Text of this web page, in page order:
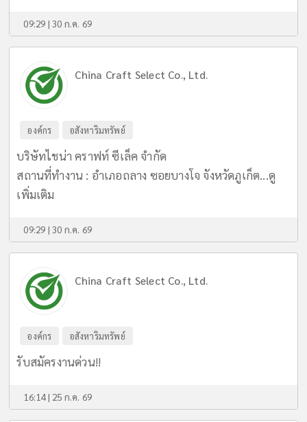
09:29 | 30 ก.ค. 69
China Craft Select Co., Ltd.
องค์กร อสังหาริมทรัพย์
บริษัทไชน่า คราฟท์ ซีเล็ค จำกัด
สถานที่ทำงาน : อำเภอถลาง ซอยบางโจ จังหวัดภูเก็ต...ดู
เพิ่มเติม
09:29 | 30 ก.ค. 69
China Craft Select Co., Ltd.
องค์กร อสังหาริมทรัพย์
รับสมัครงานด่วน!!
16:14 | 25 ก.ค. 69